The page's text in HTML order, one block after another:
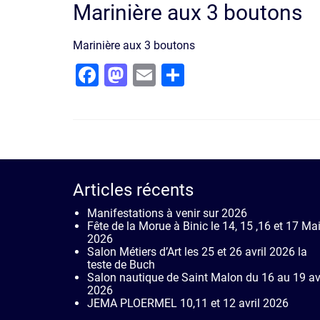
Marinière aux 3 boutons
Marinière aux 3 boutons
Facebook
Mastodon
Email
Articles récents
Manifestations à venir sur 2026
Fête de la Morue à Binic le 14, 15 ,16 et 17 Mai
2026
Salon Métiers d’Art les 25 et 26 avril 2026 la
teste de Buch
Salon nautique de Saint Malon du 16 au 19
2026
JEMA PLOERMEL 10,11 et 12 avril 2026